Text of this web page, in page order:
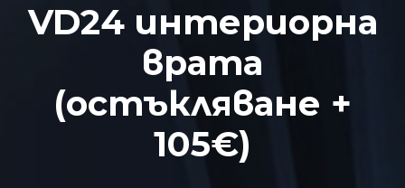
VD24 интериорна
врата
(остъкляване +
105€)